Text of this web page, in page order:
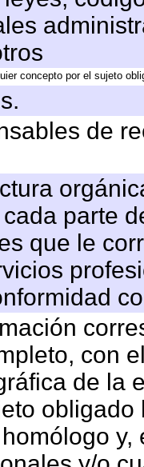
concepto por el sujeto
de
parte
que le
con
de la